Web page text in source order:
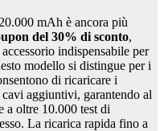
mAh è ancora più
del 30% di sconto,
indispensabile per
modello si distingue per i
di ricaricare i
aggiuntivi, garantendo al
a oltre 10.000 test di
La ricarica rapida fino a